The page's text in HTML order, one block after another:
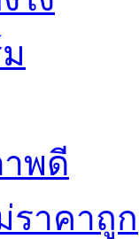
พดี
ราคาถูก